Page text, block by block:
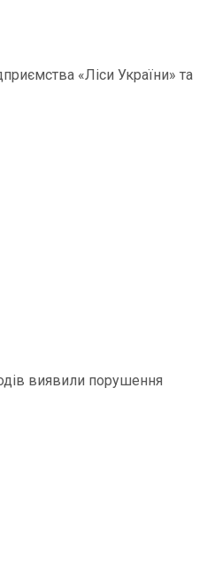
«Ліси України» та
виявили порушення